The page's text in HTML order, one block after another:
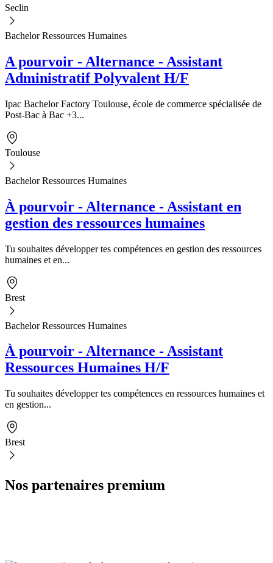
Seclin
Bachelor Ressources Humaines
A pourvoir - Alternance - Assistant
Administratif Polyvalent H/F
Ipac Bachelor Factory Toulouse, école de commerce spécialisée de
Post-Bac à Bac +3...
Toulouse
Bachelor Ressources Humaines
À pourvoir - Alternance - Assistant en
gestion des ressources humaines
Tu souhaites développer tes compétences en gestion des ressources
humaines et en...
Brest
Bachelor Ressources Humaines
À pourvoir - Alternance - Assistant
Ressources Humaines H/F
Tu souhaites développer tes compétences en ressources humaines et
en gestion...
Brest
Nos partenaires premium